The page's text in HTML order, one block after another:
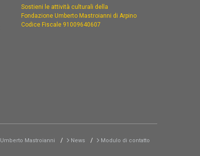
Sostieni le attività culturali della
Fondazione Umberto Mastroianni di Arpino
Codice Fiscale 91009640607
Umberto Mastroianni News Modulo di contatto